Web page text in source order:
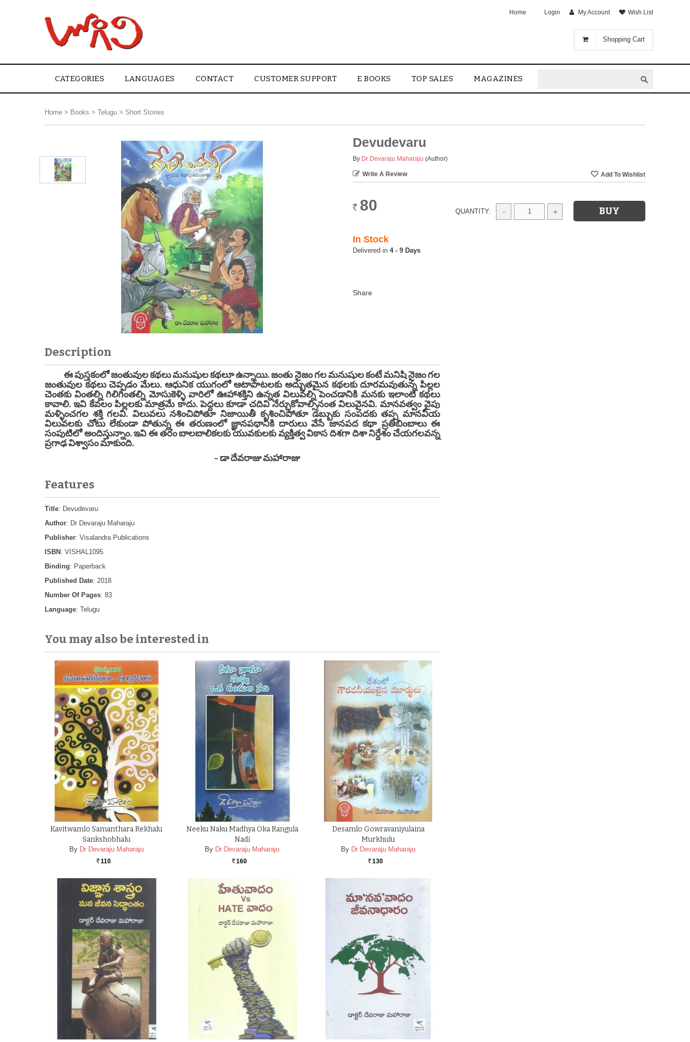
Shopping Cart
Home Login My Account Wish List
CATEGORIES LANGUAGES CONTACT CUSTOMER SUPPORT E BOOKS TOP SALES MAGAZINES
Home > Books > Telugu > Short Stories
Devudevaru
By Dr Devaraju Maharaju (Author)
Write A Review
Rs. 80 QUANTITY: - +
In Stock
4 - 9 Days
Description
ఈ పుస్తకంలో జంతువుల కథలు మనుషుల కథలూ ఉన్నాయి. జంతు నైజం గల మనుషుల కంటే మనిషి నైజం గల
జంతువుల కథలు చెప్పడం మేలు. ఆధునిక యుగంలో ఆటాపాటలకు అద్భుతమైన కథలకు దూరమవుతున్న పిల్లల
చెంతకు వింతల్ని గిలిగింతల్ని మోసుకెళ్ళి వారిలో ఊహాశక్తిని ఉన్నత విలువల్ని పెంచడానికి మనకు ఇలాంటి కథలు
కావాలి. ఇవి కేవలం పిల్లలకు మాత్రమే కాదు. పెద్దలు కూడా చదివి నేర్చుకోవాల్సినంత విలువైనవి. మానవత్వం వైపు
మళ్ళించగల శక్తి గలవి. విలువలు నశించిపోతూ నిజాయితీ కృశించిపోతూ డబ్బుకు సంపదకు తప్ప మానవీయ
విలువలకు చోటు లేకుండా పోతున్న ఈ తరుణంలో జ్ఞానపథానికి దారులు వేసే జానపద కథా ప్రతిబింబాలు ఈ
సంపుటిలో అందిస్తున్నాం. ఇవి ఈ తరం బాలబాలికలకు యువకులకు వ్యక్తిత్వ వికాస దిశగా దిశా నిర్దేశం చేయగలవన్న
ప్రగాఢ విశ్వాసం మాకుంది.
- డా దేవరాజు మహారాజు
Features
Title: Devudevaru
Author: Dr Devaraju Maharaju
Publisher: Visalandra Publications
ISBN : VISHAL1095
Binding: Paperback
Published Date: 2018
Number Of Pages: 83
Language: Telugu
You may also be interested in
Kavitwamlo Samanthara Rekhalu
Sankshobhalu
By Dr Devaraju Maharaju
Rs. 110
Neeku Naku Madhya Oka Rangula
Nadi
By Dr Devaraju Maharaju
Rs. 160
Desamlo Gowravaniyulaina
Murkhulu
By Dr Devaraju Maharaju
Rs. 130